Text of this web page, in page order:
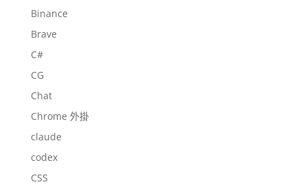
Binance
Brave
C#
CG
Chat
Chrome 外掛
claude
codex
CSS